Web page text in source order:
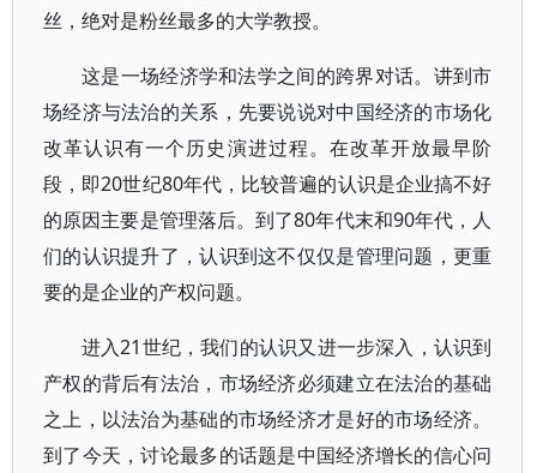
丝，绝对是粉丝最多的大学教授。
这是一场经济学和法学之间的跨界对话。讲到市
场经济与法治的关系，先要说说对中国经济的市场化
改革认识有一个历史演进过程。在改革开放最早阶
段，即20世纪80年代，比较普遍的认识是企业搞不好
的原因主要是管理落后。到了80年代末和90年代，人
们的认识提升了，认识到这不仅仅是管理问题，更重
要的是企业的产权问题。
进入21世纪，我们的认识又进一步深入，认识到
产权的背后有法治，市场经济必须建立在法治的基础
之上，以法治为基础的市场经济才是好的市场经济。
到了今天，讨论最多的话题是中国经济增长的信心问